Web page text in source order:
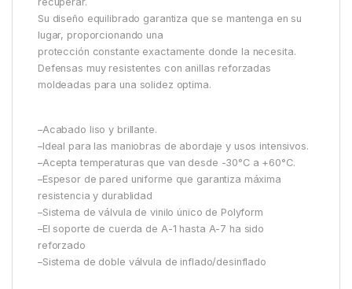
Su diseño equilibrado garantiza que se mantenga en su
lugar, proporcionando una
protección constante exactamente donde la necesita.
Defensas muy resistentes con anillas reforzadas
moldeadas para una solidez optima.
–Acabado liso y brillante.
–Ideal para las maniobras de abordaje y usos intensivos.
–Acepta temperaturas que van desde -30°C a +60°C.
–Espesor de pared uniforme que garantiza máxima
resistencia y durablidad
–Sistema de válvula de vinilo único de Polyform
–El soporte de cuerda de A-1 hasta A-7 ha sido
reforzado
–Sistema de doble válvula de inflado/desinflado